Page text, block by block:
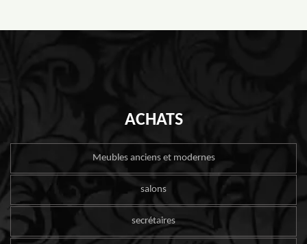
ACHATS
Meubles anciens et modernes
salons
secrétaires